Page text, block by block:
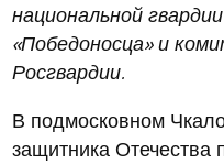
национальной
«Победоносца» и
Росгвардии.
В подмосковном
защитника Отечества